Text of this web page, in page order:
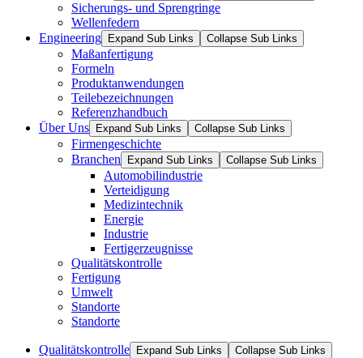
Sicherungs- und Sprengringe
Wellenfedern
Engineering
Expand Sub Links Collapse Sub Links
Maßanfertigung
Formeln
Produktanwendungen
Teilebezeichnungen
Referenzhandbuch
Über Uns
Expand Sub Links Collapse Sub Links
Firmengeschichte
Branchen
Expand Sub Links Collapse Sub Links
Automobilindustrie
Verteidigung
Medizintechnik
Energie
Industrie
Fertigerzeugnisse
Qualitätskontrolle
Fertigung
Umwelt
Standorte
Standorte
Qualitätskontrolle Expand Sub Links Collapse Sub Links